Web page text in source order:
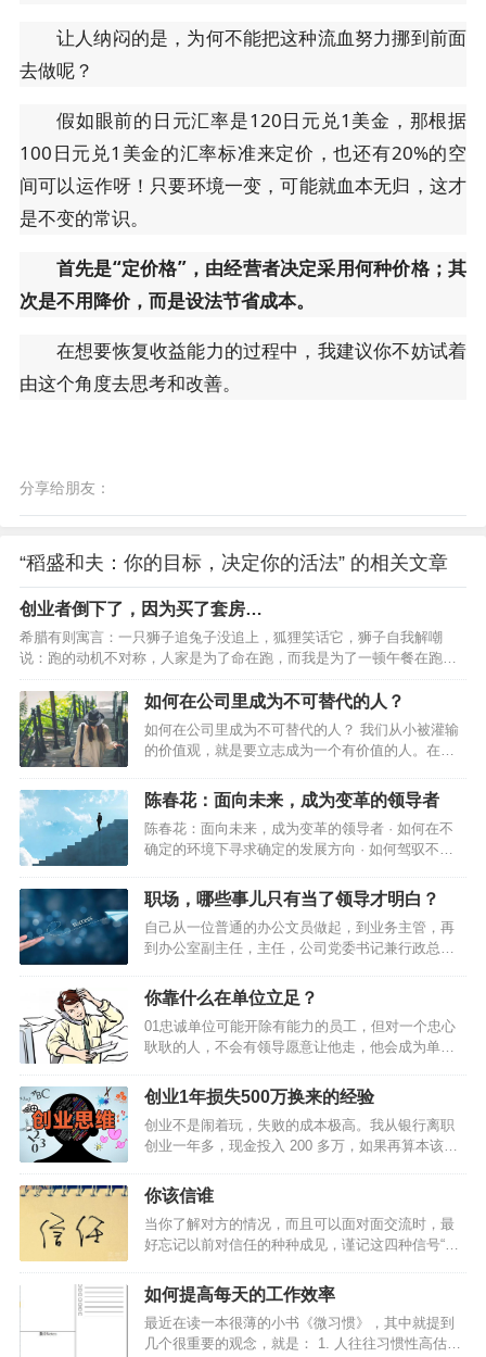
让人纳闷的是，为何不能把这种流血努力挪到前面
去做呢？
假如眼前的日元汇率是120日元兑1美金，那根据
100日元兑1美金的汇率标准来定价，也还有20%的空
间可以运作呀！只要环境一变，可能就血本无归，这才
是不变的常识。
首先是“定价格”，由经营者决定采用何种价格；其
次是不用降价，而是设法节省成本。
在想要恢复收益能力的过程中，我建议你不妨试着
由这个角度去思考和改善。
分享给朋友：
“稻盛和夫：你的目标，决定你的活法” 的相关文章
创业者倒下了，因为买了套房…
希腊有则寓言：一只狮子追兔子没追上，狐狸笑话它，狮子自我解嘲
说：跑的动机不对称，人家是为了命在跑，而我是为了一顿午餐在跑。”
当动机不对称的时候，老大”们可能会放你一马。假如狮子意识到抓不到
这只兔子就会饿死，那么它一定会抓到。17年前，我就像那只逃命的兔
子。每天的工作就是在车间里一边汗流浃背地修着机器，一边考虑着客
户的欠款什么时候能到账。创业前3年的时间里，基本都是在缺钱、缺订
单、缺人的状态里以战养战，拆东墙补西墙。而我也和大多数创业老板
一样，白天面对员工时强装兴奋，晚上回家休息后愁眉紧锁。再加上…
如何在公司里成为不可替代的人？
如何在公司里成为不可替代的人？ 我们从小被灌输
的价值观，就是要立志成为一个有价值的人。在职
立足。评判一个人的价值有很多标准，能力强只是
其中之一而绝非关键。有时候，良好的态度、强烈
的责任心以及谦虚的心态往往比个人的工作能力重
要百倍。下面这篇文章提到的9个职场化的概念，值
得你深思和学习。 01 学会尊敬和服…
陈春花：面向未来，成为变革的领导者
陈春花：面向未来，成为变革的领导者 · 如何在不
确定的环境下寻求确定的发展方向 · 如何驾驭不确
平台 这是数智化生存环境中，领导者所要面对的一
系列挑战。 领导者要聚焦于确定组织的正确方向，
关注组织的未来，引导和影响组织成员…
职场，哪些事儿只有当了领导才明白？
自己从一位普通的办公文员做起，到业务主管，再
到办公室副主任，主任，公司党委书记兼行政总
儿只有当了领导才明白？4条亲身经历的硬道理送给
你…
你靠什么在单位立足？
01忠诚单位可能开除有能力的员工，但对一个忠心
耿耿的人，不会有领导愿意让他走，他会成为单位
景的员工。1、 站在老板的立场上思考问题；2、 与
上级分享你的想法；3、 时刻维护公司的利益；4、
琢磨为公司赚钱；5、 在外界诱惑面前经得起考验。
你靠什么在单位立足？此文堪称经典2敬业随着社会
进步，人们的知识背景越来越趋同。学历、文凭已
不再是公司挑选员工的首要条件。很多公司考察员
作的目的不仅仅在于报酬；2、 提供超…
创业1年损失500万换来的经验
创业不是闹着玩，失败的成本极高。我从银行离职
创业一年多，现金投入 200 多万，如果再算本该在
讲讲我首次创业的“事故”。2012 年，36 氪、虎嗅们
每天推送创业团队的成功故事，创业大街上每天都
举办创业活动……如果我还不去创业，对得起这帮
可劲儿鼓噪的人吗?于是，我辞掉了在招商银行总行
的工作，开始了互联网创业之旅。2013 年初，我回
到上海，认识了许多互联网公司的年轻人，跟他们
式启动，到国庆节前后陆续…
你该信谁
当你了解对方的情况，而且可以面对面交流时，最
好忘记以前对信任的种种成见，谨记这四种信号“假
提供外包服务。客户告诉你，她的公司希望就特定
服务和你达成协议，但她希望你愿意在合同期间提
供更多服务，她相信你能在该公司需求增多时，订
出提供额外服务的条件。你该答应她吗？假定有一
如何提高每天的工作效率
最近在读一本很薄的小书《微习惯》，其中就提到
几个很重要的观念，就是： 1. 人往往习惯性高估短